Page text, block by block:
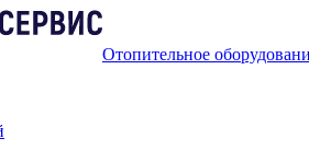
Отопительное